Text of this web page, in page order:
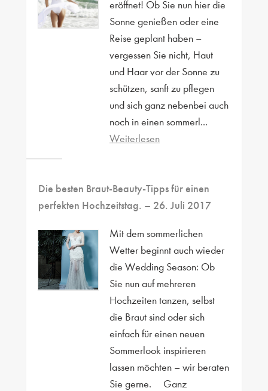
eröffnet! Ob Sie nun hier die
Sonne genießen oder eine
Reise geplant haben –
vergessen Sie nicht, Haut
und Haar vor der Sonne zu
schützen, sanft zu pflegen
und sich ganz nebenbei auch
noch in einen sommerl...
Weiterlesen
Die besten Braut-Beauty-Tipps für einen
perfekten Hochzeitstag. – 26. Juli 2017
Mit dem sommerlichen
Wetter beginnt auch wieder
die Wedding Season: Ob
Sie nun auf mehreren
Hochzeiten tanzen, selbst
die Braut sind oder sich
einfach für einen neuen
Sommerlook inspirieren
lassen möchten – wir beraten
Sie gerne. Ganz